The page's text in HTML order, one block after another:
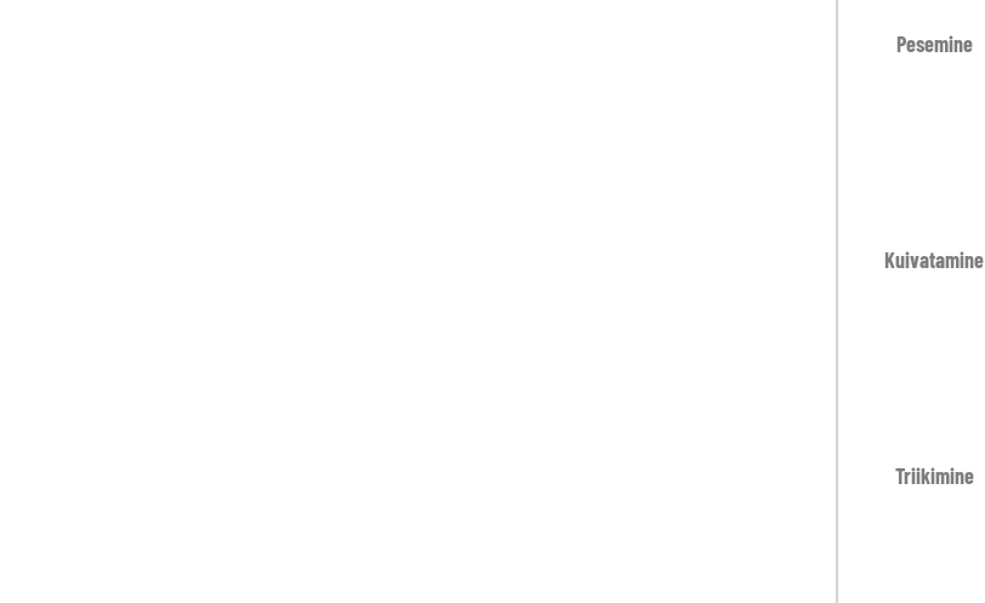
Pesemine
Kuivatamine
Triikimine